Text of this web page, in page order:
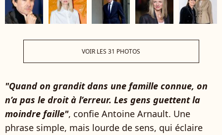
VOIR LES 31 PHOTOS
"Quand on grandit dans une famille connue, on
n’a pas le droit à l’erreur. Les gens guettent la
moindre faille", confie Antoine Arnault. Une
phrase simple, mais lourde de sens, qui éclaire